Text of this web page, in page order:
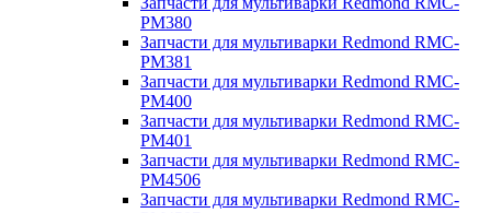
PM380
Запчасти для мультиварки Redmond RMC-
PM381
Запчасти для мультиварки Redmond RMC-
PM400
Запчасти для мультиварки Redmond RMC-
PM401
Запчасти для мультиварки Redmond RMC-
PM4506
Запчасти для мультиварки Redmond RMC-